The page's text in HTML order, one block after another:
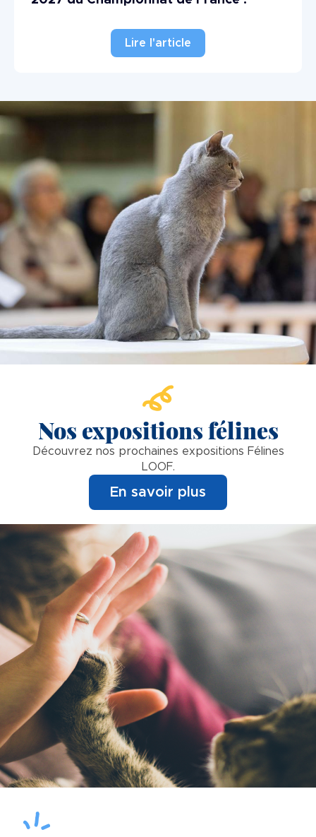
Lire l'article
Nos expositions félines
Découvrez nos prochaines expositions Félines
LOOF.
En savoir plus
Image
Image